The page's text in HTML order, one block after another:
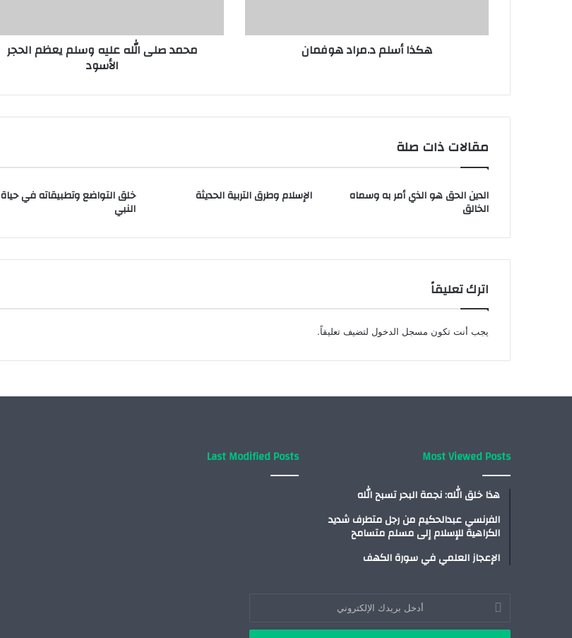
هكذا أسلم د.مراد هوفمان محمد صلى الله عليه وسلم يعظم الحجر
الأسود
مقالات ذات صلة
الدين الحق هو الذي أمر به وسماه
الخالق
الإسلام وطرق التربية الحديثة خلق التواضع وتطبيقاته في حياة
النبي
اترك تعليقاً
يجب أنت تكون مسجل الدخول لتضيف تعليقاً.
Most Viewed Posts
هذا خلق الله: نجمة البحر تسبح الله
الفرنسي عبدالحكيم من رجل متطرف شديد
الكراهية للإسلام إلى مسلم متسامح
الإعجاز العلمي في سورة الكهف
Last Modified Posts
أدخل
بريدك
الإلكتروني